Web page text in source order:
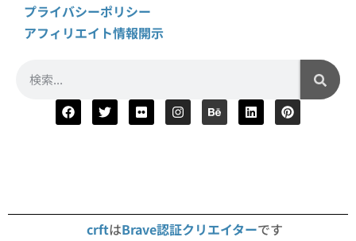
プライバシーポリシー
アフィリエイト情報開示
crftはBrave認証クリエイターです